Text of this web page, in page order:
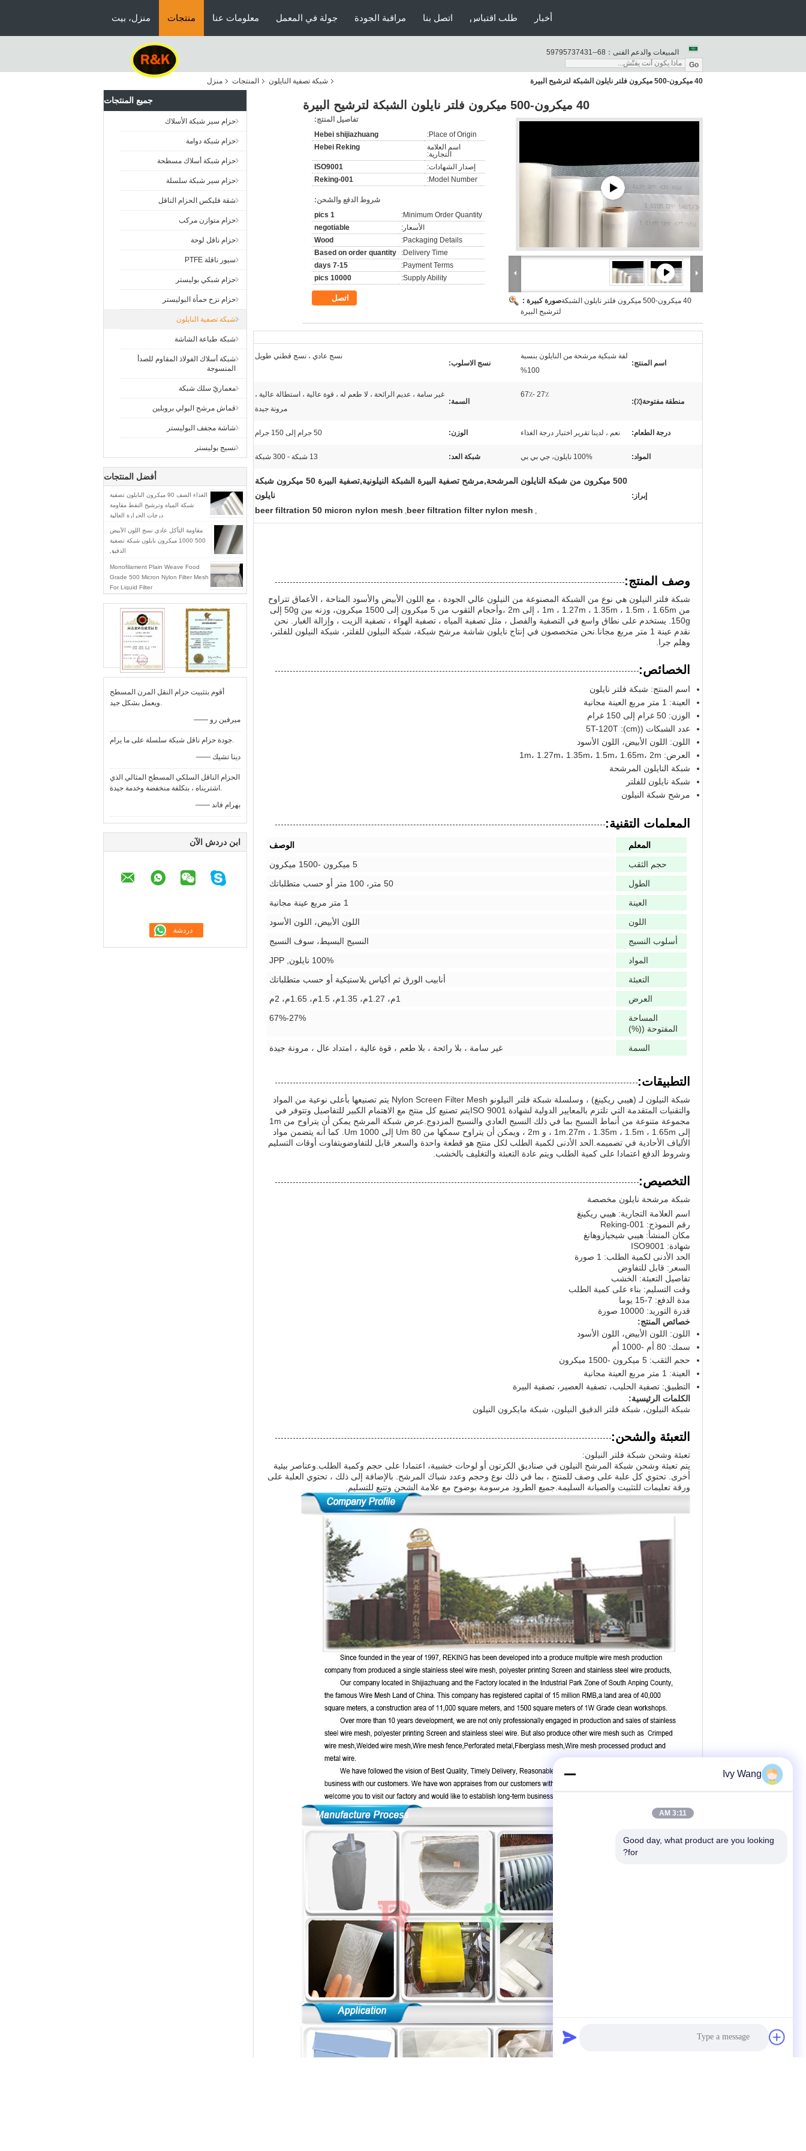
منزل، بيت منتجات معلومات عنا جولة في المعمل مراقبة الجودة اتصل بنا طلب اقتباس أخبار
المبيعات والدعم الفنى： 86--13473759795
Go
منزل
المنتجات شبكة تصفية النايلون 40 ميكرون-500 ميكرون فلتر نايلون الشبكة لترشيح البيرة
جميع المنتجات
حزام سير شبكة الأسلاك
حزام شبكة دوامة
حزام شبكة أسلاك مسطحة
حزام سير شبكة سلسلة
شقة فليكس الحزام الناقل
حزام متوازن مركب
حزام ناقل لوحة
سيور ناقلة PTFE
حزام شبكي بوليستر
حزام نزح حمأة البوليستر
شبكة تصفية النايلون
شبكة طباعة الشاشة
شبكة أسلاك الفولاذ المقاوم للصدأ
المنسوجة
معماريّ سلك شبكة
قماش مرشح البولي بروبلين
شاشة مجفف البوليستر
نسيج بوليستر
أفضل المنتجات
الغذاء الصف 90 ميكرون النايلون تصفية
شبكة المياه وترشيح النفط مقاومة
درجات الحرارة العالية
مقاومة التآكل عادي نسج اللون الأبيض
500 1000 ميكرون نايلون شبكة تصفية
الدقيق
Monofilament Plain Weave Food
Grade 500 Micron Nylon Filter Mesh
For Liquid Filter
أقوم بتثبيت حزام النقل المرن المسطح
ويعمل بشكل جيد.
—— ميرفين رو
جودة حزام ناقل شبكة سلسلة على ما يرام.
—— دينا تشيك
الحزام الناقل السلكي المسطح المثالي الذي
اشتريناه ، بتكلفة منخفضة وخدمة جيدة.
—— بهرام فاند
ابن دردش الآن
40 ميكرون-500 ميكرون فلتر نايلون الشبكة لترشيح البيرة
صورة كبيرة :40 ميكرون-500 ميكرون فلتر نايلون الشبكة
لترشيح البيرة
تفاصيل المنتج:
Place of Origin:
Hebei shijiazhuang
اسم العلامة
التجارية:
Hebei Reking
إصدار الشهادات:
ISO9001
Model Number:
Reking-001
شروط الدفع والشحن:
Minimum Order Quantity:
1 pics
الأسعار:
negotiable
Packaging Details:
Wood
Delivery Time:
Based on order quantity
Payment Terms:
7-15 days
Supply Ability:
10000 pics
اتصل
اسم المنتج:
لفة شبكية مرشحة من النايلون بنسبة
100%
نسج الاسلوب:
نسج عادي ، نسج قطني طويل
منطقة مفتوحة(٪):
27٪ -67٪
السمة:
غير سامة ، عديم الرائحة ، لا طعم له ، قوة عالية ، استطالة عالية ،
مرونة جيدة
درجة الطعام: نعم ، لدينا تقرير اختبار درجة الغذاء الوزن: 50 جرام إلى 150 جرام
المواد: 100% نايلون، جي بي بي شبكة العد: 13 شبكة - 300 شبكة
إبراز:
500 ميكرون من شبكة النايلون المرشحة,مرشح تصفية البيرة الشبكة النيلونية,تصفية البيرة 50 ميكرون شبكة
نايلون
,
beer filtration filter nylon mesh
,
beer filtration 50 micron nylon mesh
وصف المنتج:
شبكة فلتر النيلون هي نوع من الشبكة المصنوعة من النيلون عالي الجودة ، مع اللون الأبيض والأسود المتاحة ، الأعماق تتراوح
من 1m ، 1.27m ، 1.35m ، 1.5m ، 1.65m ، إلى 2m ،وأحجام الثقوب من 5 ميكرون إلى 1500 ميكرون، وزنه بين 50g إلى
150g. يستخدم على نطاق واسع في التصفية والفصل ، مثل تصفية المياه ، تصفية الهواء ، تصفية الزيت ، وإزالة الغبار. نحن
نقدم عينة 1 متر مربع مجانا.نحن متخصصون في إنتاج نايلون شاشة مرشح شبكة، شبكة النيلون للفلتر، شبكة النيلون للفلتر،
وهلم جرا.
الخصائص:
اسم المنتج: شبكة فلتر نايلون
العينة: 1 متر مربع العينة مجانية
الوزن: 50 غرام إلى 150 غرام
عدد الشبكات ((cm): 5T-120T
اللون: اللون الأبيض، اللون الأسود
العرض: 1m، 1.27m، 1.35m، 1.5m، 1.65m، 2m
شبكة النايلون المرشحة
شبكة نايلون للفلتر
مرشح شبكة النيلون
المعلمات التقنية:
المعلم
الوصف
حجم الثقب
5 ميكرون -1500 ميكرون
الطول
50 متر، 100 متر أو حسب متطلباتك
العينة
1 متر مربع عينة مجانية
اللون
اللون الأبيض، اللون الأسود
أسلوب النسيج
النسيج البسيط، سوف النسيج
المواد
100% نايلون, JPP
التعبئة
أنابيب الورق ثم أكياس بلاستيكية أو حسب متطلباتك
العرض
1م، 1.27م، 1.35م، 1.5م، 1.65م، 2م
المساحة
المفتوحة ((%)
27%-67%
السمة غير سامة ، بلا رائحة ، بلا طعم ، قوة عالية ، امتداد عال ، مرونة جيدة
التطبيقات:
شبكة النيلون لـ (هيبي ريكينغ) ، وسلسلة شبكة فلتر النيلونو Nylon Screen Filter Mesh يتم تصنيعها بأعلى نوعية من المواد
والتقنيات المتقدمة التي تلتزم بالمعايير الدولية لشهادة ISO 9001يتم تصنيع كل منتج مع الاهتمام الكبير للتفاصيل وتتوفر في
مجموعة متنوعة من أنماط النسيج بما في ذلك النسيج العادي والنسيج المزدوج.عرض شبكة المرشح يمكن أن يتراوح من 1m
إلى 1m.27m ، 1.35m ، 1.5m ، 1.65m ، و 2m ، ويمكن أن يتراوح سمكها من 80 Um إلى 1000 Um. كما أنه يتضمن مواد
الألياف الأحادية في تصميمه.الحد الأدنى لكمية الطلب لكل منتج هو قطعة واحدة والسعر قابل للتفاوضويتفاوت أوقات التسليم
وشروط الدفع اعتمادا على كمية الطلب ويتم عادة التعبئة والتغليف بالخشب.
التخصيص:
شبكة مرشحة نايلون مخصصة
اسم العلامة التجارية: هيبي ريكينغ
رقم النموذج: Reking-001
مكان المنشأ: هيبي شيجيازوهانغ
شهادة: ISO9001
الحد الأدنى لكمية الطلب: 1 صورة
السعر: قابل للتفاوض
تفاصيل التعبئة: الخشب
وقت التسليم: بناء على كمية الطلب
مدة الدفع: 7-15 يوما
قدرة التوريد: 10000 صورة
خصائص المنتج:
اللون: اللون الأبيض، اللون الأسود
سمك: 80 أم -1000 أم
حجم الثقب: 5 ميكرون -1500 ميكرون
العينة: 1 متر مربع العينة مجانية
التطبيق: تصفية الحليب، تصفية العصير، تصفية البيرة
الكلمات الرئيسية:
شبكة النيلون، شبكة فلتر الدقيق النيلون، شبكة مايكرون النيلون
التعبئة والشحن:
تعبئة وشحن شبكة فلتر النيلون:
يتم تعبئة وشحن شبكة المرشح النيلون في صناديق الكرتون أو لوحات خشبية، اعتمادا على حجم وكمية الطلب.وعناصر بيئية
أخرى. تحتوي كل علبة على وصف للمنتج ، بما في ذلك نوع وحجم وعدد شباك المرشح. بالإضافة إلى ذلك ، تحتوي العلبة على
ورقة تعليمات للتثبيت والصيانة السليمة.جميع الطرود مرسومة بوضوح مع علامة الشحن وتتبع للتسليم.
Ivy Wang
3:11 AM
Good day, what product are you looking
for?